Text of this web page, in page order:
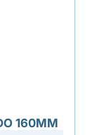
160MM